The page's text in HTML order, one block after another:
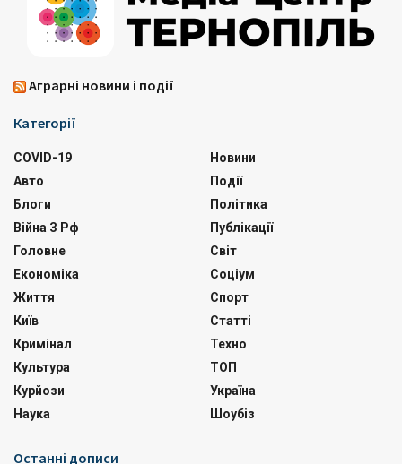
Аграрні новини і події
Категорії
COVID-19
Авто
Блоги
Війна З Рф
Головне
Економіка
Життя
Київ
Кримінал
Культура
Курйози
Наука
Новини
Події
Політика
Публікації
Світ
Соціум
Спорт
Статті
Техно
ТОП
Україна
Шоубіз
Останні дописи